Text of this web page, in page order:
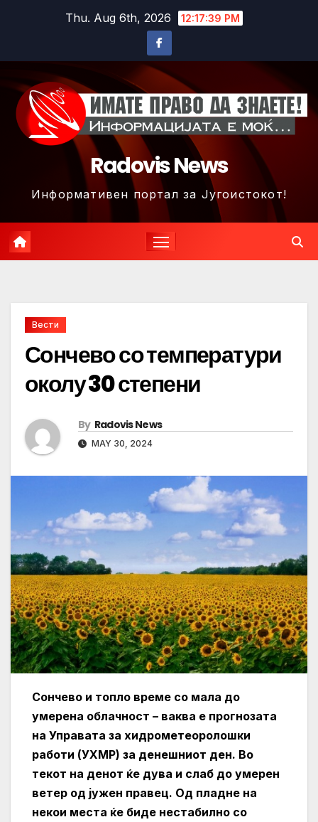
Thu. Aug 6th, 2026 12:17:42 PM
Radovis News
Информативен портал за Југоистокот!
Вести
Сончево со температури
околу 30 степени
By Radovis News
MAY 30, 2024
Сончево и топло време со мала до
умерена облачност – ваква е прогнозата
на Управата за хидрометеоролошки
работи (УХМР) за денешниот ден. Во
текот на денот ќе дува и слаб до умерен
ветер од јужен правец. Од пладне на
некои места ќе биде нестабилно со